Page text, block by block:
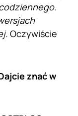
Oczywiście
znać w